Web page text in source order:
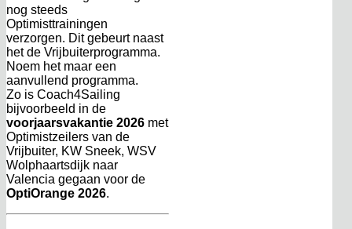
nog steeds
Optimisttrainingen
verzorgen. Dit gebeurt naast
het de Vrijbuiterprogramma.
Noem het maar een
aanvullend programma.
Zo is Coach4Sailing
bijvoorbeeld in de
voorjaarsvakantie 2026 met
Optimistzeilers van de
Vrijbuiter, KW Sneek, WSV
Wolphaartsdijk naar
Valencia gegaan voor de
OptiOrange 2026.